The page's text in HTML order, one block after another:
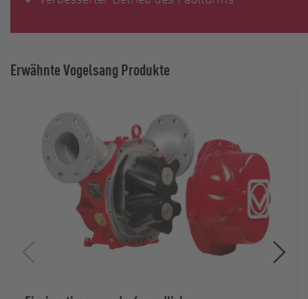
Erwähnte Vogelsang Produkte